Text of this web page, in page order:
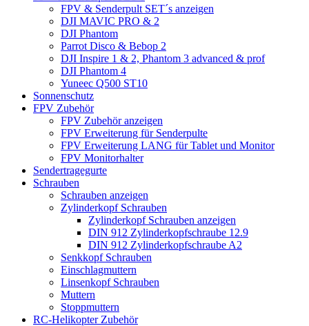
FPV & Senderpult SET´s anzeigen
DJI MAVIC PRO & 2
DJI Phantom
Parrot Disco & Bebop 2
DJI Inspire 1 & 2, Phantom 3 advanced & prof
DJI Phantom 4
Yuneec Q500 ST10
Sonnenschutz
FPV Zubehör
FPV Zubehör anzeigen
FPV Erweiterung für Senderpulte
FPV Erweiterung LANG für Tablet und Monitor
FPV Monitorhalter
Sendertragegurte
Schrauben
Schrauben anzeigen
Zylinderkopf Schrauben
Zylinderkopf Schrauben anzeigen
DIN 912 Zylinderkopfschraube 12.9
DIN 912 Zylinderkopfschraube A2
Senkkopf Schrauben
Einschlagmuttern
Linsenkopf Schrauben
Muttern
Stoppmuttern
RC-Helikopter Zubehör